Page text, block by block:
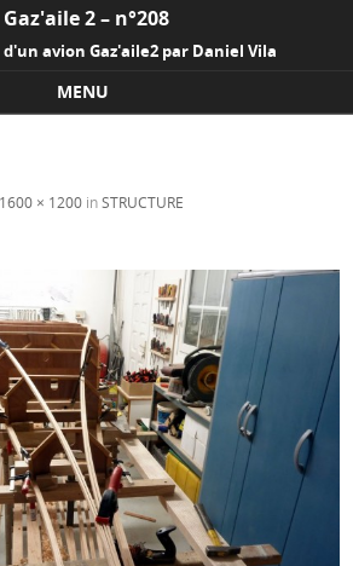
Gaz'aile 2 – n°208
avion Gaz'aile2 par Daniel Vila
MENU
1600 × 1200 inSTRUCTURE